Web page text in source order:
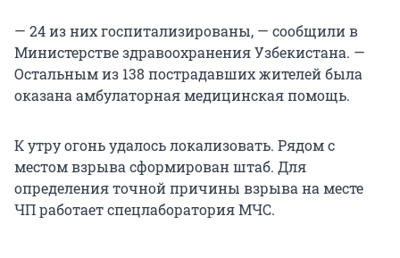
— 24 из них госпитализированы, — сообщили в
Министерстве здравоохранения Узбекистана. —
Остальным из 138 пострадавших жителей была
оказана амбулаторная медицинская помощь.
К утру огонь удалось локализовать. Рядом с
местом взрыва сформирован штаб. Для
определения точной причины взрыва на месте
ЧП работает спецлаборатория МЧС.